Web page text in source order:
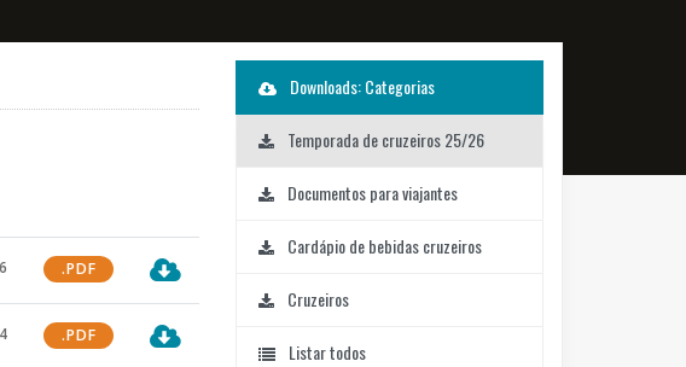
.PDF
.PDF
Downloads: Categorias
Temporada de cruzeiros 25/26
Documentos para viajantes
Cardápio de bebidas cruzeiros
Cruzeiros
Listar todos